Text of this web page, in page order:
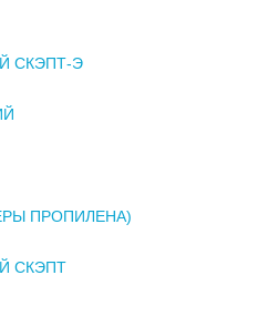
СКЭПТ-Э
ПРОПИЛЕНА)
СКЭПТ